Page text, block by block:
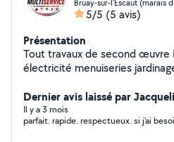
Bruay-sur-l'Escaut (marais
5/5 (5 avis)
Présentation
Tout travaux de second œuvre Plomberie chauffage
électricité menuiseries jardinage Tout travaux
Dernier avis laissé par
Il y a 3 mois
parfait. rapide.